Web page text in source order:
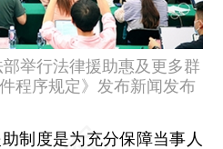
举行法律援助惠及更多群
程序规定》发布新闻发布
制度是为充分保障当事人